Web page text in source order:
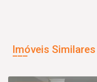
Imóveis Similares